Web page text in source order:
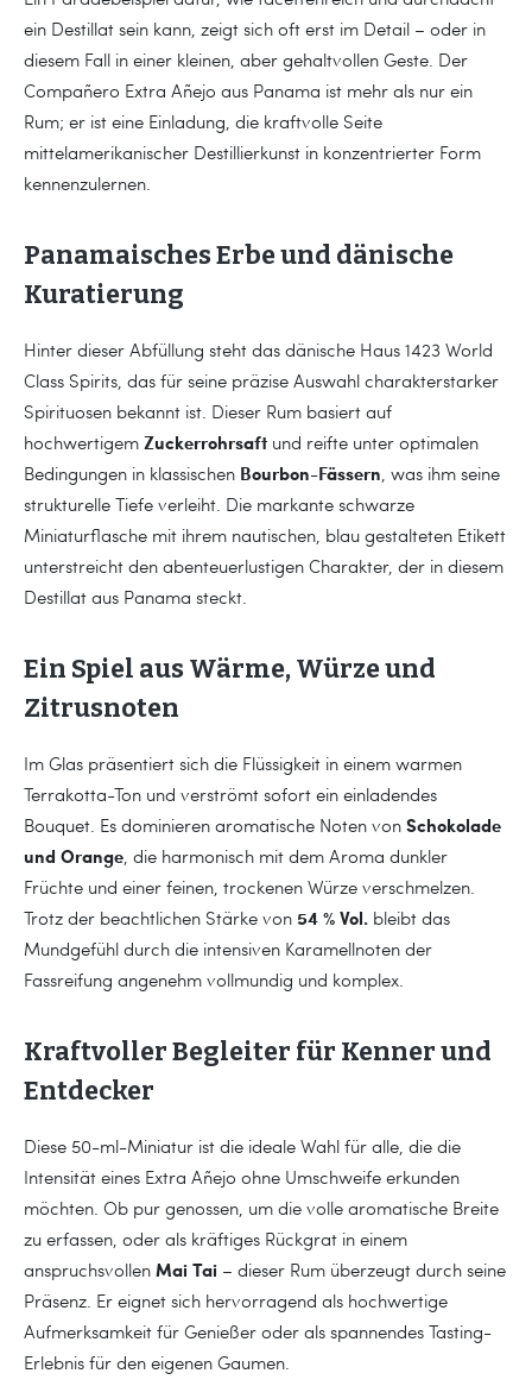
ein Destillat sein kann, zeigt sich oft erst im Detail – oder in
diesem Fall in einer kleinen, aber gehaltvollen Geste. Der
Compañero Extra Añejo aus Panama ist mehr als nur ein
Rum; er ist eine Einladung, die kraftvolle Seite
mittelamerikanischer Destillierkunst in konzentrierter Form
kennenzulernen.
Panamaisches Erbe und dänische
Kuratierung
Hinter dieser Abfüllung steht das dänische Haus 1423 World
Class Spirits, das für seine präzise Auswahl charakterstarker
Spirituosen bekannt ist. Dieser Rum basiert auf
hochwertigem Zuckerrohrsaftund reifte unter optimalen
Bedingungen in klassischen Bourbon-Fässern, was ihm seine
strukturelle Tiefe verleiht. Die markante schwarze
Miniaturflasche mit ihrem nautischen, blau gestalteten Etikett
unterstreicht den abenteuerlustigen Charakter, der in diesem
Destillat aus Panama steckt.
Ein Spiel aus Wärme, Würze und
Zitrusnoten
Im Glas präsentiert sich die Flüssigkeit in einem warmen
Terrakotta-Ton und verströmt sofort ein einladendes
Bouquet. Es dominieren aromatische Noten von Schokolade
und Orange, die harmonisch mit dem Aroma dunkler
Früchte und einer feinen, trockenen Würze verschmelzen.
Trotz der beachtlichen Stärke von 54 % Vol. bleibt das
Mundgefühl durch die intensiven Karamellnoten der
Fassreifung angenehm vollmundig und komplex.
Kraftvoller Begleiter für Kenner und
Entdecker
Diese 50-ml-Miniatur ist die ideale Wahl für alle, die die
Intensität eines Extra Añejo ohne Umschweife erkunden
möchten. Ob pur genossen, um die volle aromatische Breite
zu erfassen, oder als kräftiges Rückgrat in einem
anspruchsvollen Mai Tai – dieser Rum überzeugt durch seine
Präsenz. Er eignet sich hervorragend als hochwertige
Aufmerksamkeit für Genießer oder als spannendes Tasting-
Erlebnis für den eigenen Gaumen.